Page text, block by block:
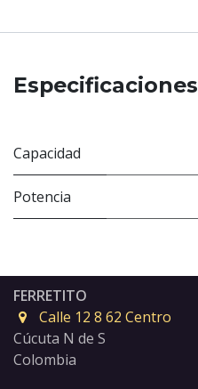
Especificaciones
Capacidad
Potencia
FERRETITO
Calle 12 8 62 Centro
Cúcuta N de S
Colombia